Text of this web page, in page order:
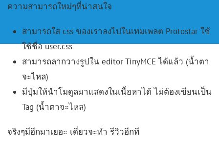
ความสามารถใหม่ๆที่น่าสนใจ
สามารถใส css ของเราลงไปในเทมเพลต Protostar ใช้
ใช้ชื่อ user.css
สามารถลากวางรูปใน editor TinyMCE ได้แล้ว (น้ำตา
จะไหล)
มีปุ่มให้นำโมดูลมาแสดงในเนื้อหาได้ ไม่ต้องเขียนเป็น
Tag (น้ำตาจะไหล)
จริงๆมีอีกมาเยอะ เดี่ยวจะทำ รีวิวอีกที